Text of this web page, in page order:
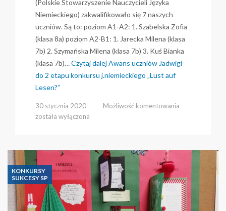
(Polskie Stowarzyszenie Nauczycieli Języka
Niemieckiego) zakwalifikowało się 7 naszych
uczniów. Są to: poziom A1-A2: 1. Szabelska Zofia
(klasa 8a) poziom A2-B1: 1. Jarecka Milena (klasa
7b) 2. Szymańska Milena (klasa 7b) 3. Kuś Bianka
(klasa 7b)…Czytaj dalejAwans uczniów Jadwigi
do 2 etapu konkursu j.niemieckiego „Lust auf
Lesen?”
30 stycznia 2020 Możliwość komentowania
j.niemieckiego
„Lust
auf
Lesen?”
została wyłączona
KONKURSY
SUKCESY SP